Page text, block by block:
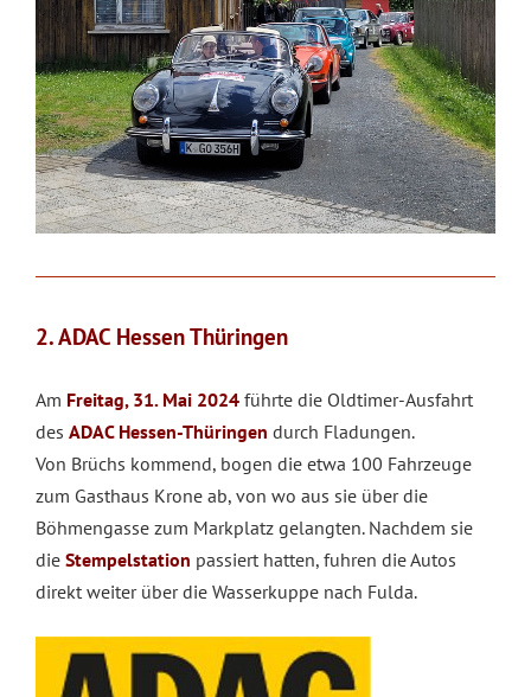
2. ADAC Hessen Thüringen
Am Freitag, 31. Mai 2024 führte die Oldtimer-Ausfahrt
des ADAC Hessen-Thüringen durch Fladungen.
Von Brüchs kommend, bogen die etwa 100 Fahrzeuge
zum Gasthaus Krone ab, von wo aus sie über die
Böhmengasse zum Markplatz gelangten. Nachdem sie
die Stempelstation passiert hatten, fuhren die Autos
direkt weiter über die Wasserkuppe nach Fulda.